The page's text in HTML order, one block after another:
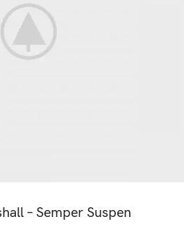
– Semper Suspen